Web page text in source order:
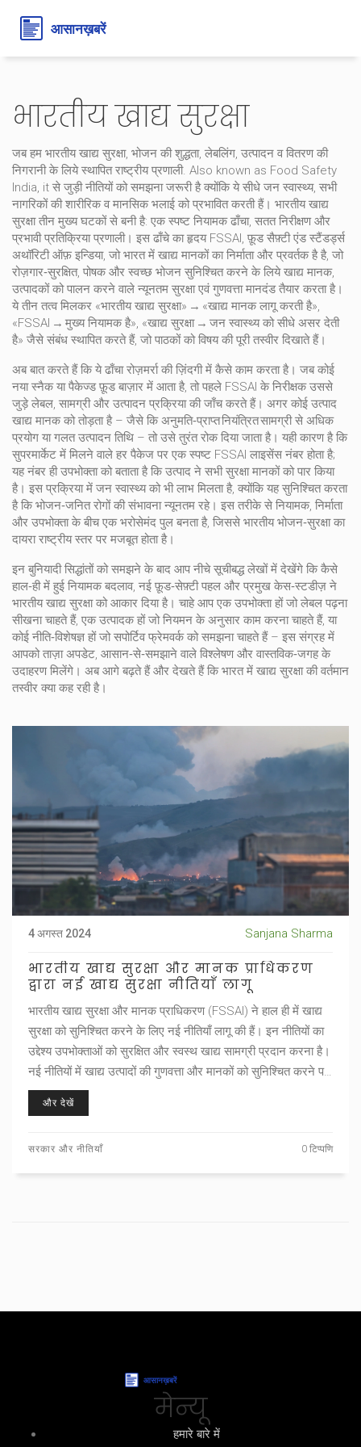
भारतीय खाद्य सुरक्षा
जब हम भारतीय खाद्य सुरक्षा, भोजन की शुद्धता, लेबलिंग, उत्पादन व वितरण की
निगरानी के लिये स्थापित राष्ट्रीय प्रणाली. Also known as Food Safety
India, it से जुड़ी नीतियों को समझना जरूरी है क्योंकि ये सीधे जन स्वास्थ्य, सभी
नागरिकों की शारीरिक व मानसिक भलाई को प्रभावित करती हैं। भारतीय खाद्य
सुरक्षातीन मुख्य घटकों से बनी है: एक स्पष्ट नियामक ढाँचा, सतत निरीक्षण और
प्रभावी प्रतिक्रिया प्रणाली। इस ढाँचे का हृदय FSSAI, फ़ूड सैफ़्टी एंड स्टैंडर्ड्स
अथॉरिटी ऑफ़ इन्डिया, जो भारत में खाद्य मानकों का निर्माता और प्रवर्तक हैहै, जो
रोज़गार‑सुरक्षित, पोषक और स्वच्छ भोजन सुनिश्चित करने के लियेखाद्य मानक,
उत्पादकों को पालन करने वाले न्यूनतम सुरक्षा एवं गुणवत्ता मानदंडतैयार करता है।
ये तीन तत्व मिलकर «भारतीय खाद्य सुरक्षा» → «खाद्य मानक लागू करती है»,
«FSSAI → मुख्य नियामक है», «खाद्य सुरक्षा → जन स्वास्थ्य को सीधे असर देती
है» जैसे संबंध स्थापित करते हैं, जो पाठकों को विषय की पूरी तस्वीर दिखाते हैं।
अब बात करते हैं कि ये ढाँचा रोज़मर्रा की ज़िंदगी में कैसे काम करता है। जब कोई
नया स्नैक या पैकेज्ड फ़ूड बाज़ार में आता है, तो पहले FSSAI के निरीक्षकउससे
जुड़े लेबल, सामग्री और उत्पादन प्रक्रिया की जाँच करते हैं। अगर कोई उत्पाद
खाद्य मानकको तोड़ता है – जैसे कि अनुमति‑प्राप्त नियंत्रित सामग्री से अधिक
प्रयोग या गलत उत्पादन तिथि – तो उसे तुरंत रोक दिया जाता है। यही कारण है कि
सुपरमार्केट में मिलने वाले हर पैकेज पर एक स्पष्ट FSSAI लाइसेंस नंबर होता है;
यह नंबर ही उपभोक्ता को बताता है कि उत्पाद ने सभी सुरक्षा मानकों को पार किया
है। इस प्रक्रिया में जन स्वास्थ्यको भी लाभ मिलता है, क्योंकि यह सुनिश्चित करता
है कि भोजन‑जनित रोगों की संभावना न्यूनतम रहे। इस तरीके से नियामक, निर्माता
और उपभोक्ता के बीच एक भरोसेमंद पुल बनता है, जिससे भारतीय भोजन‑सुरक्षा का
दायरा राष्ट्रीय स्तर पर मजबूत होता है।
इन बुनियादी सिद्धांतों को समझने के बाद आप नीचे सूचीबद्ध लेखों में देखेंगे कि कैसे
हाल‑ही में हुई नियामक बदलाव, नई फ़ूड‑सेफ़्टी पहल और प्रमुख केस‑स्टडीज़ ने
भारतीय खाद्य सुरक्षा को आकार दिया है। चाहे आप एक उपभोक्ता हों जो लेबल पढ़ना
सीखना चाहते हैं, एक उत्पादक हों जो नियमन के अनुसार काम करना चाहते हैं, या
कोई नीति‑विशेषज्ञ हों जो सपोर्टिव फ्रेमवर्क को समझना चाहते हैं – इस संग्रह में
आपको ताज़ा अपडेट, आसान‑से‑समझाने वाले विश्लेषण और वास्तविक‑जगह के
उदाहरण मिलेंगे। अब आगे बढ़ते हैं और देखते हैं कि भारत में खाद्य सुरक्षा की वर्तमान
तस्वीर क्या कह रही है।
4 अगस्त 2024 Sanjana Sharma
भारतीय खाद्य सुरक्षा और मानक प्राधिकरण
द्वारा नई खाद्य सुरक्षा नीतियाँ लागू
भारतीय खाद्य सुरक्षा और मानक प्राधिकरण (FSSAI) ने हाल ही में खाद्य
सुरक्षा को सुनिश्चित करने के लिए नई नीतियाँ लागू की हैं। इन नीतियों का
उद्देश्य उपभोक्ताओं को सुरक्षित और स्वस्थ खाद्य सामग्री प्रदान करना है।
नई नीतियों में खाद्य उत्पादों की गुणवत्ता और मानकों को सुनिश्चित करने पर
जोर दिया गया है।
और देखें
सरकार और नीतियाँ 0 टिप्पणि
मेन्यू
हमारे बारे में